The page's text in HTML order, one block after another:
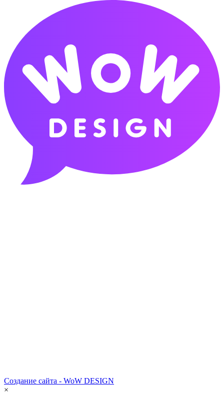
Создание сайта - WoW DESIGN
×